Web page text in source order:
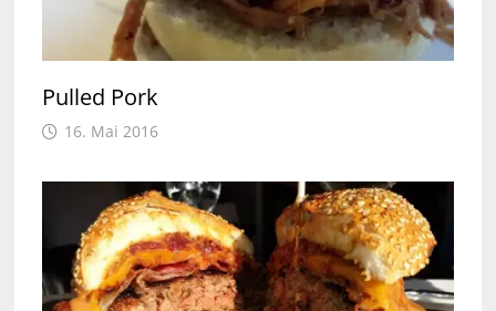
Pulled Pork
16. Mai 2016